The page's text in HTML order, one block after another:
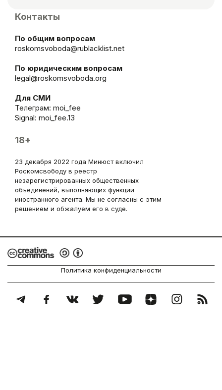
Контакты
По общим вопросам
roskomsvoboda@rublacklist.net
По юридическим вопросам
legal@roskomsvoboda.org
Для СМИ
Телеграм: moi_fee
Signal: moi_fee.13
18+
23 декабря 2022 года Минюст включил
Роскомсвободу в реестр
незарегистрированных общественных
объединений, выполняющих функции
иностранного агента. Мы не согласны с этим
решением и обжалуем его в суде.
Политика конфиденциальности